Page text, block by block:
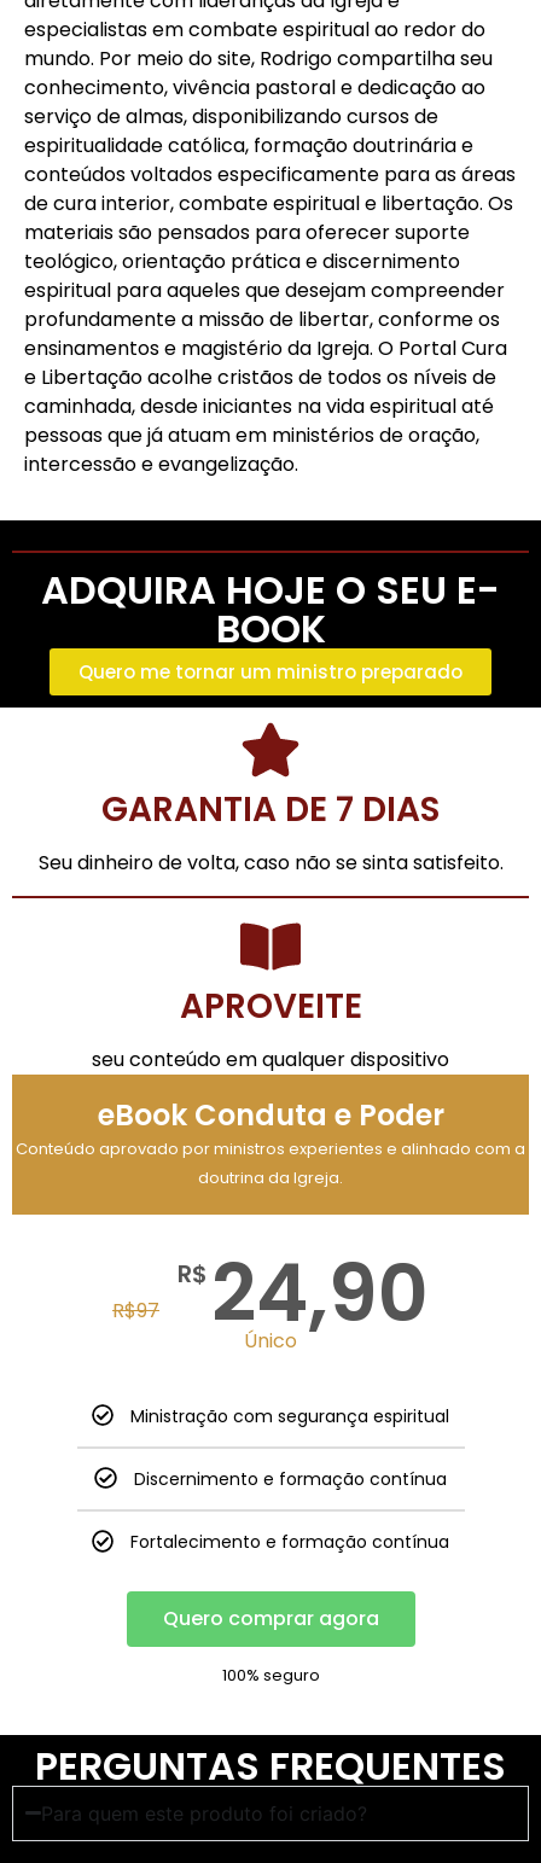
especialistas em combate espiritual ao redor do
mundo. Por meio do site, Rodrigo compartilha seu
conhecimento, vivência pastoral e dedicação ao
serviço de almas, disponibilizando cursos de
espiritualidade católica, formação doutrinária e
conteúdos voltados especificamente para as áreas
de cura interior, combate espiritual e libertação. Os
materiais são pensados para oferecer suporte
teológico, orientação prática e discernimento
espiritual para aqueles que desejam compreender
profundamente a missão de libertar, conforme os
ensinamentos e magistério da Igreja. O Portal Cura
e Libertação acolhe cristãos de todos os níveis de
caminhada, desde iniciantes na vida espiritual até
pessoas que já atuam em ministérios de oração,
intercessão e evangelização.
ADQUIRA HOJE O SEU E-
BOOK
Quero me tornar um ministro preparado
GARANTIA DE 7 DIAS
Seu dinheiro de volta, caso não se sinta satisfeito.
APROVEITE
seu conteúdo em qualquer dispositivo
eBook Conduta e Poder
Conteúdo aprovado por ministros experientes e alinhado com a
doutrina da Igreja.
R$97
R$ 24,90
Único
Ministração com segurança espiritual
Discernimento e formação contínua
Fortalecimento e formação contínua
Quero comprar agora
100% seguro
PERGUNTAS FREQUENTES
Para quem este produto foi criado?